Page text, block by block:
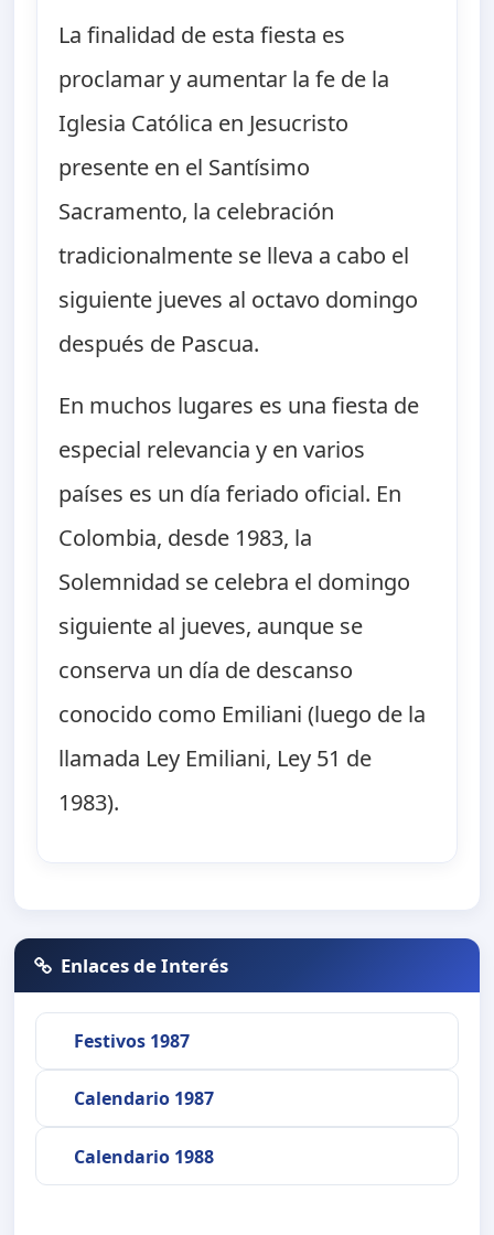
La finalidad de esta fiesta es
proclamar y aumentar la fe de la
Iglesia Católica en Jesucristo
presente en el Santísimo
Sacramento, la celebración
tradicionalmente se lleva a cabo el
siguiente jueves al octavo domingo
después de Pascua.
En muchos lugares es una fiesta de
especial relevancia y en varios
países es un día feriado oficial. En
Colombia, desde 1983, la
Solemnidad se celebra el domingo
siguiente al jueves, aunque se
conserva un día de descanso
conocido como Emiliani (luego de la
llamada Ley Emiliani, Ley 51 de
1983).
Enlaces de Interés
Festivos 1987
Calendario 1987
Calendario 1988